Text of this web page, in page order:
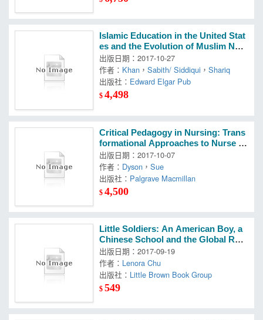
Islamic Education in the United Stat
es and the Evolution of Muslim Non
profit Institutions
出版日期：2017-10-27
作者： Khan ，Sabith/ Siddiqui ，Shariq
出版社： Edward Elgar Pub
$4,498
Critical Pedagogy in Nursing: Trans
formational Approaches to Nurse E
ducation in a Globalized World
出版日期：2017-10-07
作者： Dyson ，Sue
出版社： Palgrave Macmillan
$4,500
Little Soldiers: An American Boy, a
Chinese School and the Global Rac
e to Achieve
出版日期：2017-09-19
作者： Lenora Chu
出版社： Little Brown Book Group
$549